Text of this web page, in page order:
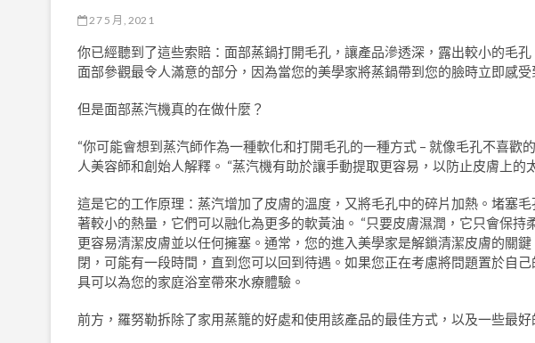
27 5 月, 2021
你已經聽到了這些索賠：面部蒸鍋打開毛孔，讓產品滲透深，露出較小的毛
面部參觀最令人滿意的部分，因為當您的美學家將蒸鍋帶到您的臉時立即感受
但是面部蒸汽機真的在做什麼？
“你可能會想到蒸汽師作為一種軟化和打開毛孔的一種方式 – 就像毛孔不喜歡
人美容師和創始人解釋。 “蒸汽機有助於讓手動提取更容易，以防止皮膚上的
這是它的工作原理：蒸汽增加了皮膚的溫度，又將毛孔中的碎片加熱。堵塞
著較小的熱量，它們可以融化為更多的軟黃油。 “只要皮膚濕潤，它只會保持
更容易清潔皮膚並以任何擁塞。通常，您的進入美學家是解鎖清潔皮膚的關
閉，可能有一段時間，直到您可以回到待遇。如果您正在考慮將問題置於自
具可以為您的家庭浴室帶來水療體驗。
前方，羅努勒拆除了家用蒸籠的好處和使用該產品的最佳方式，以及一些最好